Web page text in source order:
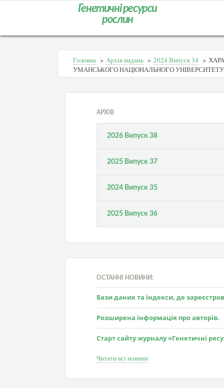
Генетичні ресурси
рослин
Головна > Архів видань > 2024 Випуск 34 >
УМАНСЬКОГО НАЦІОНАЛЬНОГО
АРХІВ
2026 Випуск 38
2025 Випуск 37
2024 Випуск 35
2025 Випуск 36
ОСТАННІ НОВИНИ:
Бази даних та індекси, де
Розширена інформація про авторів.
Старт сайту журналу «Генетичні
Читати всі новини